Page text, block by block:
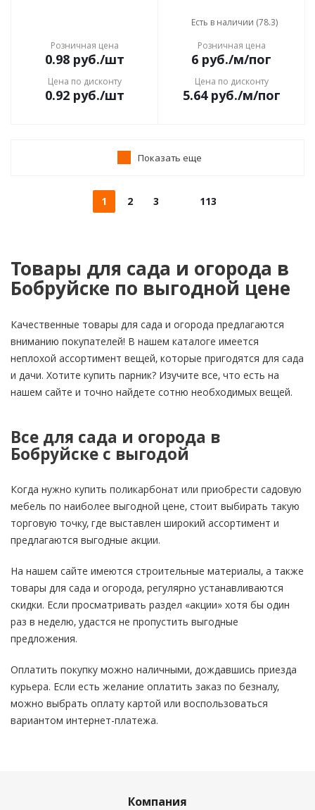
Розничная цена
0.98руб./шт
Цена по дисконту
0.92руб./шт
Есть в наличии (78.3)
Розничная цена
6 руб./м/пог
Цена по дисконту
5.64руб./м/пог
Показать еще
1 2 3 113
Товары для сада и огорода в
Бобруйске по выгодной цене
Качественные товары для сада и огорода предлагаются
вниманию покупателей! В нашем каталоге имеется
неплохой ассортимент вещей, которые пригодятся для сада
и дачи. Хотите купить парник? Изучите все, что есть на
нашем сайте и точно найдете сотню необходимых вещей.
Все для сада и огорода в
Бобруйске с выгодой
Когда нужно купить поликарбонат или приобрести садовую
мебель по наиболее выгодной цене, стоит выбирать такую
торговую точку, где выставлен широкий ассортимент и
предлагаются выгодные акции.
На нашем сайте имеются строительные материалы, а также
товары для сада и огорода, регулярно устанавливаются
скидки. Если просматривать раздел «акции» хотя бы один
раз в неделю, удастся не пропустить выгодные
предложения.
Оплатить покупку можно наличными, дождавшись приезда
курьера. Если есть желание оплатить заказ по безналу,
можно выбрать оплату картой или воспользоваться
вариантом интернет-платежа.
Компания